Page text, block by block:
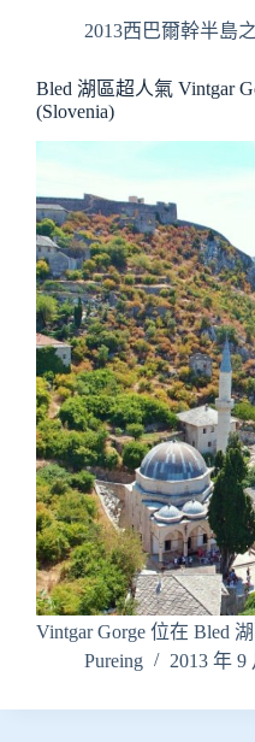
2013西巴爾幹半島
Bled 湖區超人氣 Vintgar
(Slovenia)
Vintgar Gorge 位在 Bled
Pureing
2013 年 9